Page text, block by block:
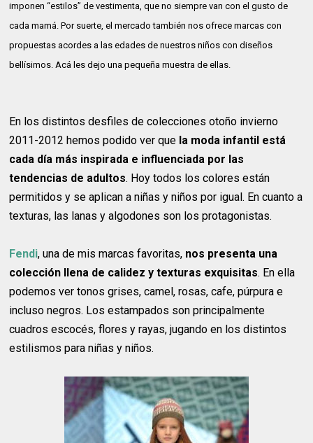
imponen “estilos” de vestimenta, que no siempre van con el gusto de
cada mamá. Por suerte, el mercado también nos ofrece marcas con
propuestas acordes a las edades de nuestros niños con diseños
bellísimos. Acá les dejo una pequeña muestra de ellas.
En los distintos desfiles de colecciones otoño invierno
2011-2012 hemos podido ver que la moda infantil está
cada día más inspirada e influenciada por las
tendencias de adultos. Hoy todos los colores están
permitidos y se aplican a niñas y niños por igual. En cuanto a
texturas, las lanas y algodones son los protagonistas.
Fendi, una de mis marcas favoritas, nos presenta una
colección llena de calidez y texturas exquisitas. En ella
podemos ver tonos grises, camel, rosas, cafe, púrpura e
incluso negros. Los estampados son principalmente
cuadros escocés, flores y rayas, jugando en los distintos
estilismos para niñas y niños.